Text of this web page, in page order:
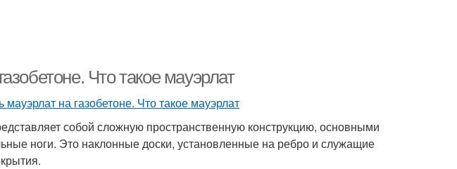
Что такое мауэрлат
собой сложную пространственную конструкцию, основными
ноги. Это наклонные доски, установленные на ребро и служащие